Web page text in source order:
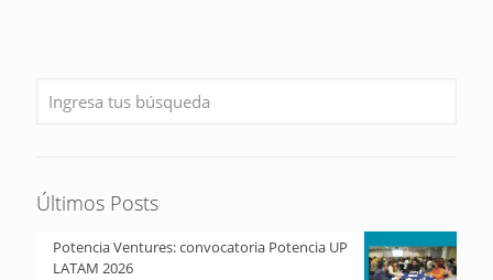
Últimos Posts
Potencia Ventures: convocatoria Potencia UP
LATAM 2026